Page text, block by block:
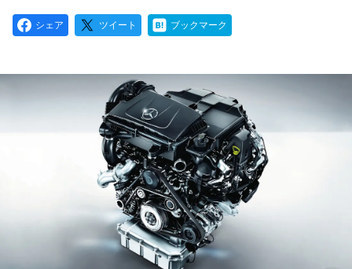
シェア ツイート ブックマーク